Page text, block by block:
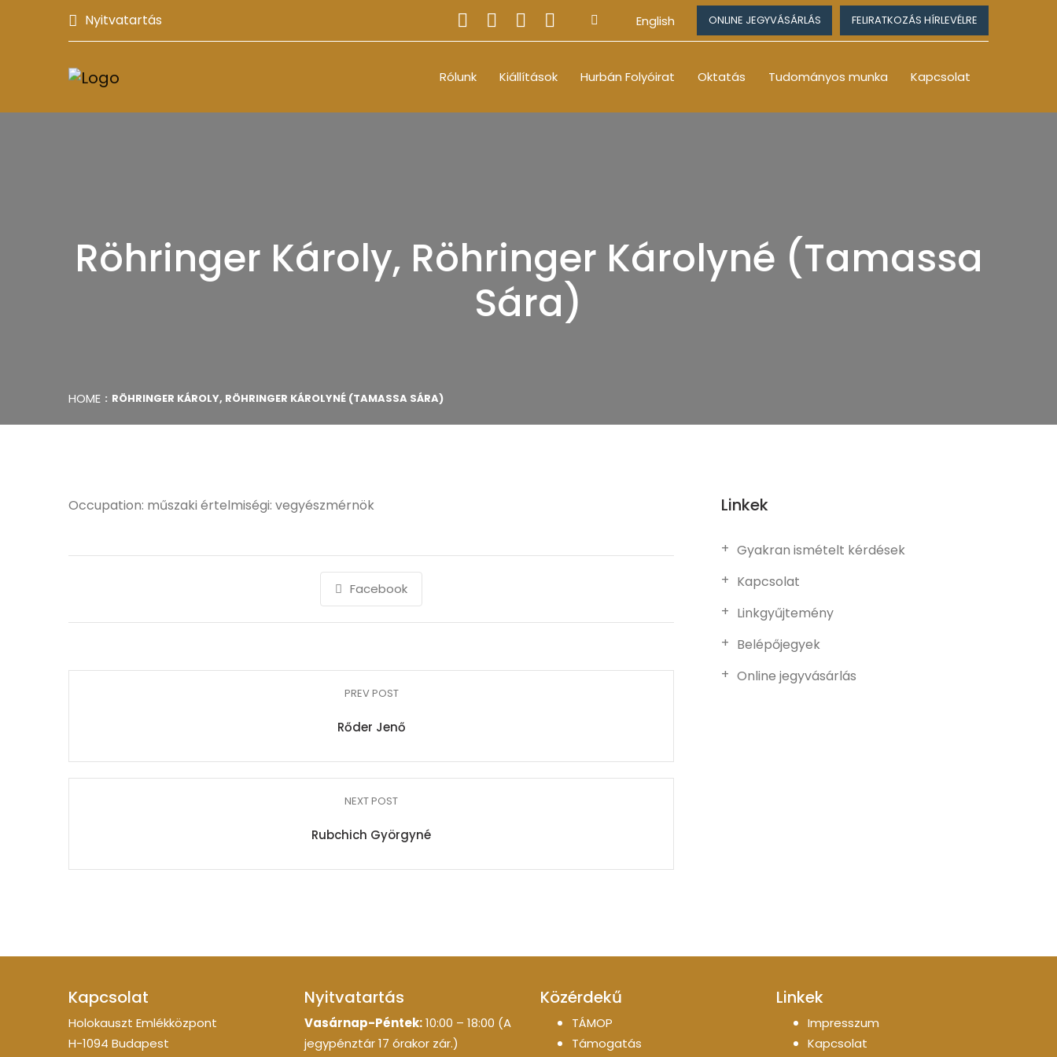
Nyitvatartás English ONLINE JEGYVÁSÁRLÁS FELIRATKOZÁS HÍRLEVÉLRE
Rólunk Kiállítások Hurbán Folyóirat Oktatás Tudományos munka Kapcsolat
Röhringer Károly, Röhringer Károlyné (Tamassa
Sára)
HOME RÖHRINGER KÁROLY, RÖHRINGER KÁROLYNÉ (TAMASSA SÁRA)
Occupation: műszaki értelmiségi: vegyészmérnök
Facebook
PREV POST
Rőder Jenő
NEXT POST
Rubchich Györgyné
Linkek
Gyakran ismételt kérdések
Kapcsolat
Linkgyűjtemény
Belépőjegyek
Online jegyvásárlás
Kapcsolat
Holokauszt Emlékközpont
H-1094 Budapest
Nyitvatartás
Vasárnap-Péntek:10:00 – 18:00 (A
jegypénztár 17 órakor zár.)
Közérdekű
TÁMOP
Támogatás
Linkek
Impresszum
Kapcsolat